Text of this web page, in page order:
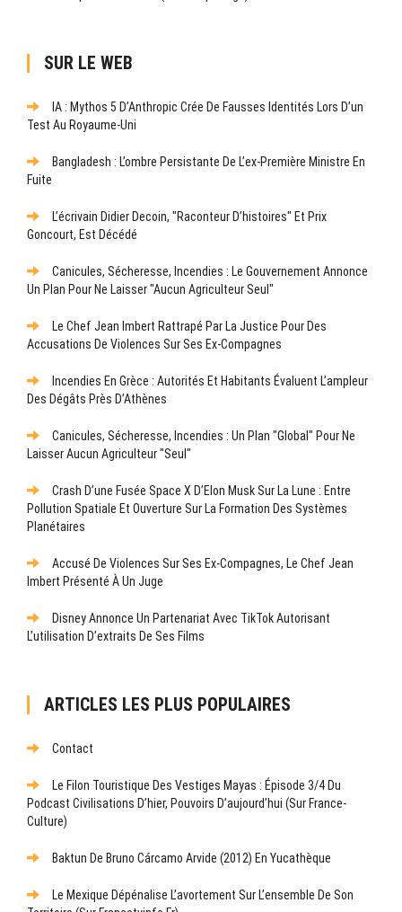
SUR LE WEB
IA : Mythos 5 D’Anthropic Crée De Fausses Identités Lors D’un
Test Au Royaume-Uni
Bangladesh : L’ombre Persistante De L’ex-Première Ministre En
Fuite
L’écrivain Didier Decoin, "raconteur D’histoires" Et Prix
Goncourt, Est Décédé
Canicules, Sécheresse, Incendies : Le Gouvernement Annonce
Un Plan Pour Ne Laisser "aucun Agriculteur Seul"
Le Chef Jean Imbert Rattrapé Par La Justice Pour Des
Accusations De Violences Sur Ses Ex-Compagnes
Incendies En Grèce : Autorités Et Habitants Évaluent L’ampleur
Des Dégâts Près D’Athènes
Canicules, Sécheresse, Incendies : Un Plan "global" Pour Ne
Laisser Aucun Agriculteur "seul"
Crash D’une Fusée Space X D’Elon Musk Sur La Lune : Entre
Pollution Spatiale Et Ouverture Sur La Formation Des Systèmes
Planétaires
Accusé De Violences Sur Ses Ex-Compagnes, Le Chef Jean
Imbert Présenté À Un Juge
Disney Annonce Un Partenariat Avec TikTok Autorisant
L’utilisation D’extraits De Ses Films
ARTICLES LES PLUS POPULAIRES
Contact
Le Filon Touristique Des Vestiges Mayas : Épisode 3/4 Du
Podcast Civilisations D’hier, Pouvoirs D’aujourd’hui (sur France-
Culture)
Baktun De Bruno Cárcamo Arvide (2012) En Yucathèque
Le Mexique Dépénalise L’avortement Sur L’ensemble De Son